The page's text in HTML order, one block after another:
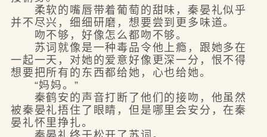
柔软的嘴唇带着葡萄的甜味，秦晏礼似乎
并不尽兴，细细研磨，想要尝到更多味道。
吻不够，好像怎么都吻不够。
苏词就像是一种毒品令他上瘾，跟她多在
一起一天，对她的爱意好像更深一分，恨不得
想要把所有的东西都给她，心也给她。
“妈妈。”
秦鹤安的声音打断了他们的接吻，他虽然
被秦晏礼捂住了眼睛，但是哪里会安分，在秦
晏礼怀里挣扎。